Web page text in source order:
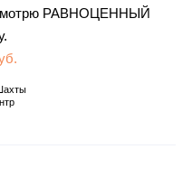
РАВНОЦЕННЫЙ
Шахты